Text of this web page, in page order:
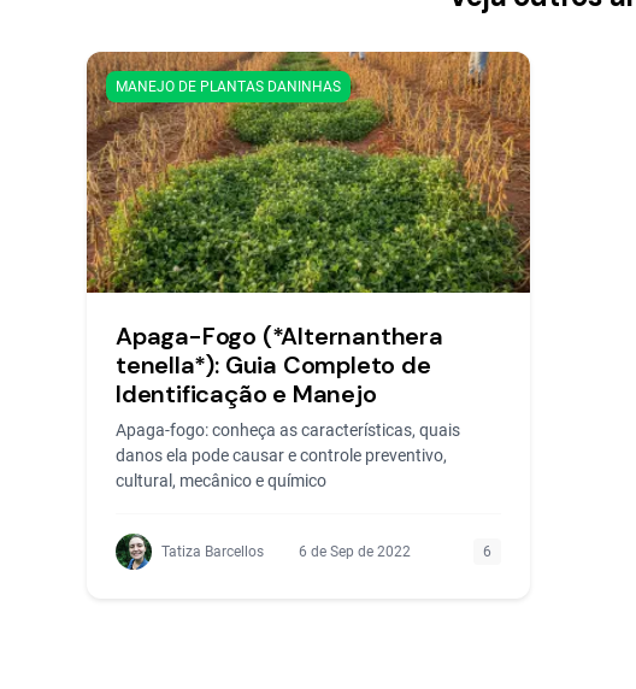
MANEJO DE PLANTAS DANINHAS
Apaga-Fogo (*Alternanthera
tenella*): Guia Completo de
Identificação e Manejo
Apaga-fogo: conheça as características, quais
danos ela pode causar e controle preventivo,
cultural, mecânico e químico
Tatiza Barcellos 6 de Sep de 2022 6